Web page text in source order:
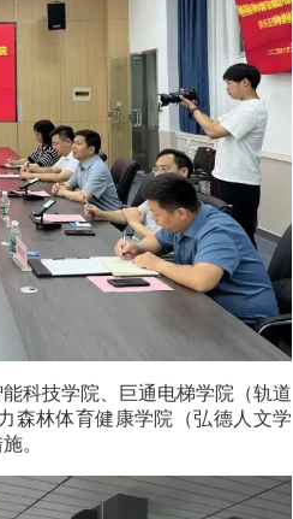
科技学院、巨通电梯学院（轨道
森林体育健康学院（弘德人文学
。